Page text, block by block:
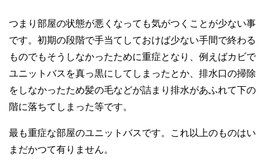
つまり部屋の状態が悪くなっても気がつくことが少ない事
です。初期の段階で手当てしておけば少ない手間で終わる
ものでもそうしなかったために重症となり、例えばカビで
ユニットバスを真っ黒にしてしまったとか、排水口の掃除
をしなかったため髪の毛などが詰まり排水があふれて下の
階に落ちてしまった等です。
最も重症な部屋のユニットバスです。これ以上のものはい
まだかつて有りません。